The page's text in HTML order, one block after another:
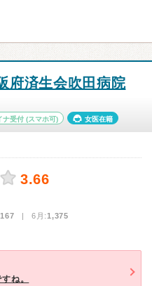
府済生会吹田病院
ナ受付 (スマホ可) 女医在籍
3.66
| 6月:1,375
ね。